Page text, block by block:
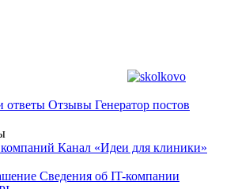
ответы Отзывы Генератор постов
Канал «Идеи для клиники»
Сведения об IT-компании